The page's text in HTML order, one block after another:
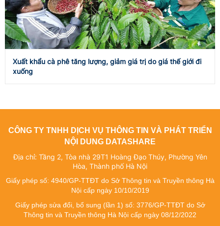
Xuất khẩu cà phê tăng lượng, giảm giá trị do giá thế giới đi
xuống
CÔNG TY TNHH DỊCH VỤ THÔNG TIN VÀ PHÁT TRIỂN
NỘI DUNG DATASHARE
Địa chỉ: Tầng 2, Tòa nhà 29T1 Hoàng Đạo Thúy, Phường Yên
Hòa, Thành phố Hà Nội
Giấy phép số: 4940/GP-TTĐT do Sở Thông tin và Truyền thông Hà
Nội cấp ngày 10/10/2019
Giấy phép sửa đổi, bổ sung (lần 1) số: 3776/GP-TTĐT do Sở
Thông tin và Truyền thông Hà Nội cấp ngày 08/12/2022